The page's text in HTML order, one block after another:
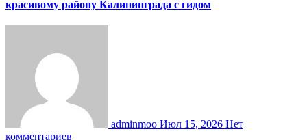
красивому району Калининграда с гидом
adminmoo Июл 15, 2026 Нет
комментариев